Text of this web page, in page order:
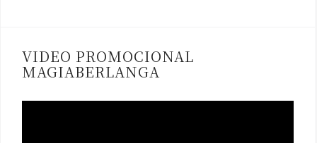
VIDEO PROMOCIONAL
MAGIABERLANGA